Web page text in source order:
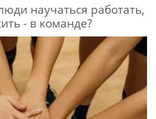
научаться работать,
- в команде?